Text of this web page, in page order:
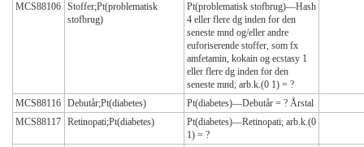
MCS88106 Stoffer;Pt(problematisk
stofbrug)
Pt(problematisk stofbrug)—Hash
4 eller flere dg inden for den
seneste mnd og/eller andre
euforiserende stoffer, som fx
amfetamin, kokain og ecstasy 1
eller flere dg inden for den
seneste mnd; arb.k.(0 1) = ?
MCS88116 Debutår;Pt(diabetes)
Pt(diabetes)—Debutår = ? Årstal
MCS88117 Retinopati;Pt(diabetes)
Pt(diabetes)—Retinopati; arb.k.(0
1) = ?